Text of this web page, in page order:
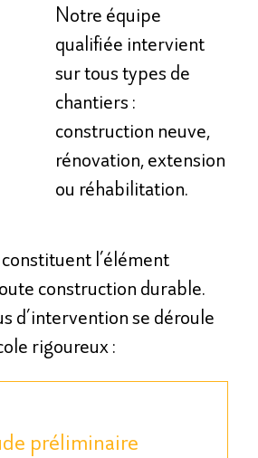
Notre équipe
qualifiée intervient
sur tous types de
chantiers :
construction neuve,
rénovation, extension
ou réhabilitation.
l’élément
construction durable.
d’intervention se déroule
rigoureux :
préliminaire